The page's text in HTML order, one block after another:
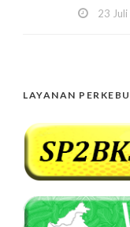
23
LAYANAN